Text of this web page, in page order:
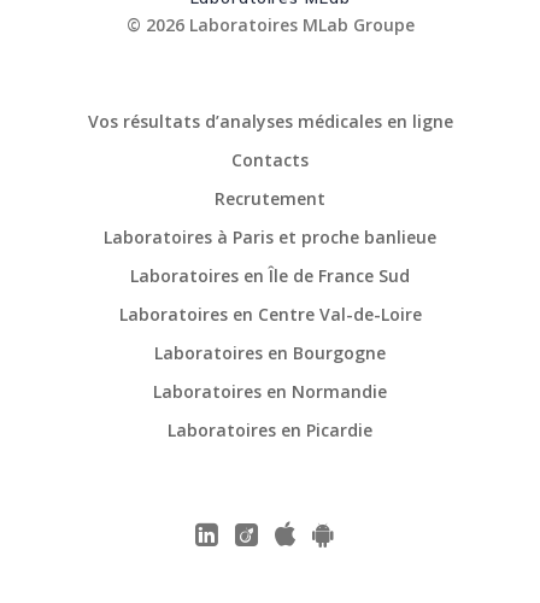
© 2026 Laboratoires MLab Groupe
Vos résultats d’analyses médicales en ligne
Contacts
Recrutement
Laboratoires à Paris et proche banlieue
Laboratoires en Île de France Sud
Laboratoires en Centre Val-de-Loire
Laboratoires en Bourgogne
Laboratoires en Normandie
Laboratoires en Picardie